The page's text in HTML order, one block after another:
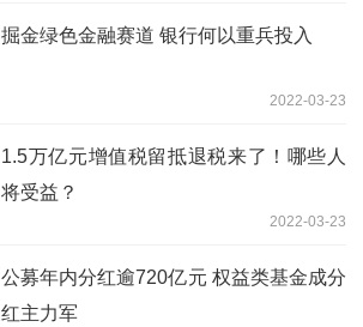
掘金绿色金融赛道 银行何以重兵投入
2022-03-23
1.5万亿元增值税留抵退税来了！哪些人
将受益？
2022-03-23
公募年内分红逾720亿元 权益类基金成分
红主力军